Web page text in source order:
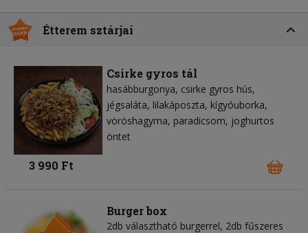
Étterem sztárjai
Csirke gyros tál
hasábburgonya csirke gyros hús
jégsaláta lilakáposzta kígyóuborka
vöröshagyma paradicsom joghurtos
öntet
3 990 Ft
Burger box
2db választható burgerrel, 2db fűszeres